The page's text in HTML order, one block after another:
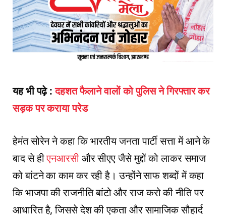
यह भी पढ़े :दहशत फैलाने वालों को पुलिस ने गिरफ्तार कर
सड़क पर कराया परेड
हेमंत सोरेन ने कहा कि भारतीय जनता पार्टी सत्ता में आने के
बाद से हीएनआरसीऔर सीएए जैसे मुद्दों को लाकर समाज
को बांटने का काम कर रही है। उन्होंने साफ शब्दों में कहा
कि भाजपा की राजनीति बांटो और राज करो की नीति पर
आधारित है, जिससे देश की एकता और सामाजिक सौहार्द